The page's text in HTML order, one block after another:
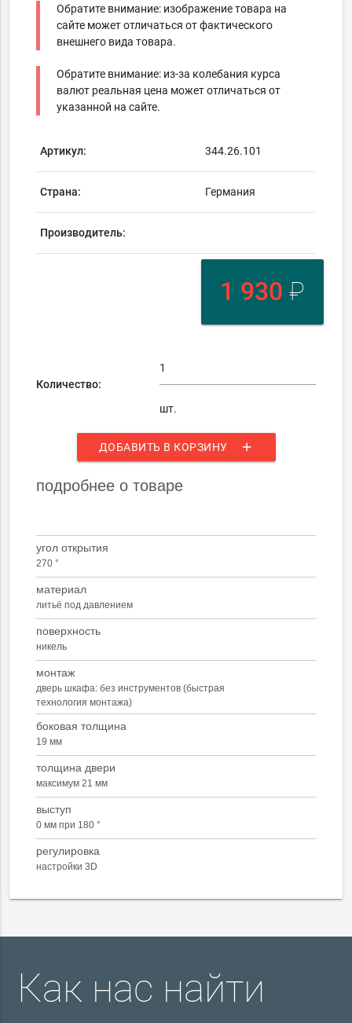
Обратите внимание: изображение товара на
сайте может отличаться от фактического
внешнего вида товара.
Обратите внимание: из-за колебания курса
валют реальная цена может отличаться от
указанной на сайте.
Артикул: 344.26.101
Страна: Германия
Производитель:
1 930 ₽
Количество:
шт.
ДОБАВИТЬ В КОРЗИНУ add
подробнее о товаре
угол открытия
270 °
материал
литьё под давлением
поверхность
никель
монтаж
дверь шкафа: без инструментов (быстрая
технология монтажа)
боковая толщина
19 мм
толщина двери
максимум 21 мм
выступ
0 мм при 180 °
регулировка
настройки 3D
Как нас найти